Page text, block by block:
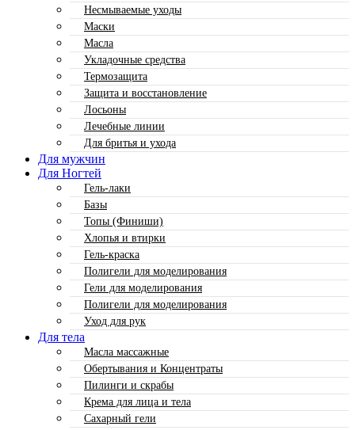
Несмываемые уходы
Маски
Масла
Укладочные средства
Термозащита
Защита и восстановление
Лосьоны
Лечебные линии
Для бритья и ухода
Для мужчин
Для Ногтей
Гель-лаки
Базы
Топы (Финиши)
Хлопья и втирки
Гель-краска
Полигели для моделирования
Гели для моделирования
Полигели для моделирования
Уход для рук
Для тела
Масла массажные
Обертывания и Концентраты
Пилинги и скрабы
Крема для лица и тела
Сахарный гели